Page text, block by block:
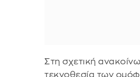
Στη σχετική
τεκνοθεσία των